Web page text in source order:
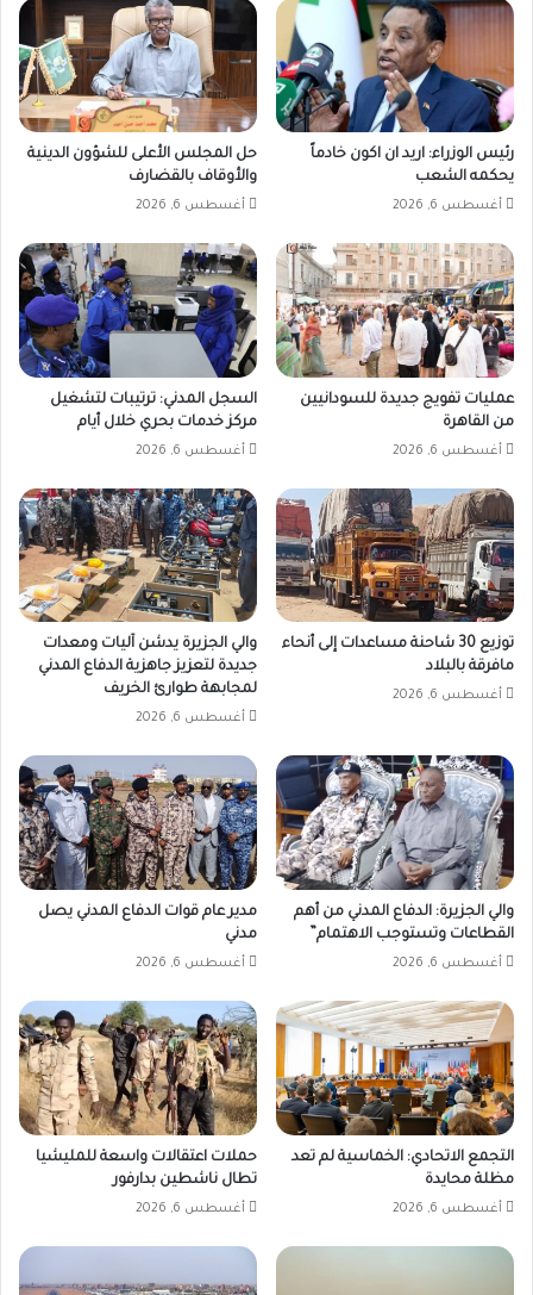
رئيس الوزراء: اريد ان اكون خادماً
يحكمه الشعب
أغسطس 6, 2026
حل المجلس الأعلى للشؤون الدينية
والأوقاف بالقضارف
أغسطس 6, 2026
عمليات تفويج جديدة للسودانيين
من القاهرة
أغسطس 6, 2026
السجل المدني: ترتيبات لتشغيل
مركز خدمات بحري خلال أيام
أغسطس 6, 2026
توزيع 30 شاحنة مساعدات إلى أنحاء
مافرقة بالبلاد
أغسطس 6, 2026
والي الجزيرة يدشن آليات ومعدات
جديدة لتعزيز جاهزية الدفاع المدني
لمجابهة طوارئ الخريف
أغسطس 6, 2026
والي الجزيرة: الدفاع المدني من أهم
القطاعات وتستوجب الاهتمام”
أغسطس 6, 2026
مدير عام قوات الدفاع المدني يصل
مدني
أغسطس 6, 2026
التجمع الاتحادي: الخماسية لم تعد
مظلة محايدة
أغسطس 6, 2026
حملات اعتقالات واسعة للمليشيا
تطال ناشطين بدارفور
أغسطس 6, 2026